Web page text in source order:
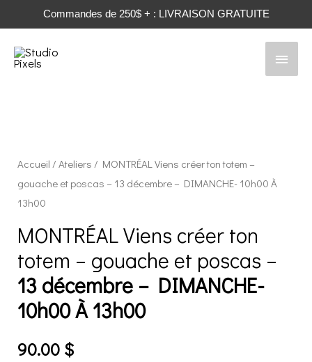
Commandes de 250$ + : LIVRAISON GRATUITE
Accueil /Ateliers / MONTRÉAL Viens créer ton totem –
gouache et poscas – 13 décembre – DIMANCHE- 10h00 À
13h00
MONTRÉAL Viens créer ton
totem – gouache et poscas –
13 décembre – DIMANCHE-
10h00 À 13h00
90.00 $